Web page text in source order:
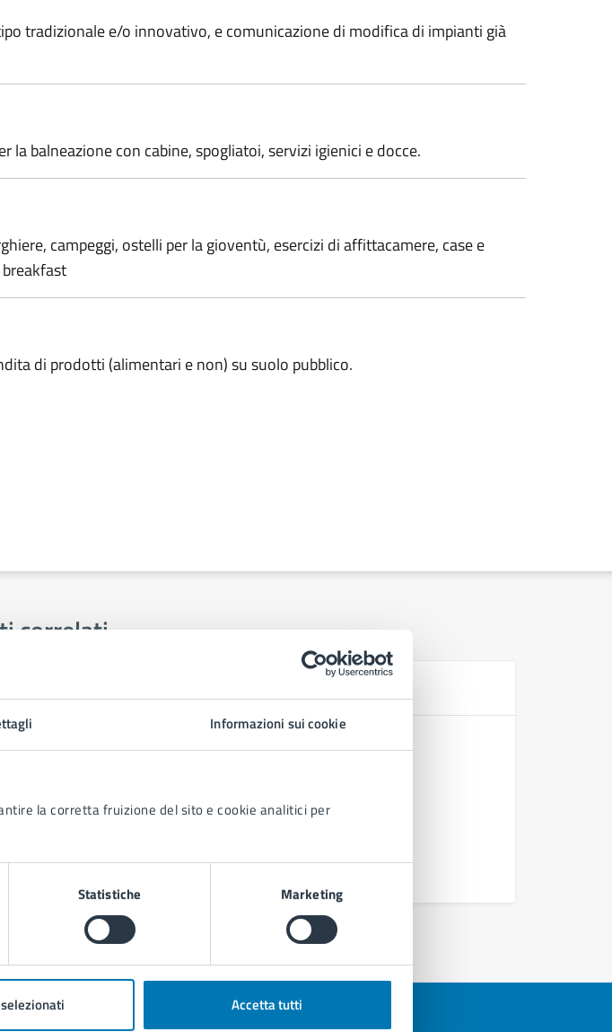
Informazioni sui cookie
la corretta fruizione del sito e cookie analitici per
Statistiche Marketing
Accetta tutti
tradizionale e/o innovativo, e comunicazione di modifica di impianti già
balneazione con cabine, spogliatoi, servizi igienici e docce.
campeggi, ostelli per la gioventù, esercizi di affittacamere, case e
di prodotti (alimentari e non) su suolo pubblico.
correlati